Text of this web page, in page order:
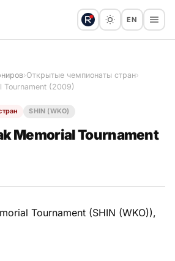
EN
›Открытые чемпионаты стран›
Tournament (2009)
SHIN (WKO)
Memorial Tournament
Tournament (SHIN (WKO)),